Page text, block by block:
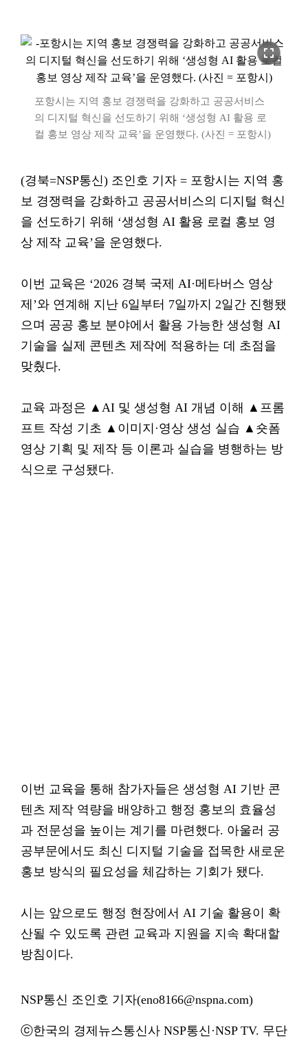
fullscreen
포항시는 지역 홍보 경쟁력을 강화하고 공공서비스
의 디지털 혁신을 선도하기 위해 ‘생성형 AI 활용 로
컬 홍보 영상 제작 교육’을 운영했다. (사진 = 포항시)
(경북=NSP통신) 조인호 기자 = 포항시는 지역 홍
보 경쟁력을 강화하고 공공서비스의 디지털 혁신
을 선도하기 위해 ‘생성형 AI 활용 로컬 홍보 영
상 제작 교육’을 운영했다.
이번 교육은 ‘2026 경북 국제 AI·메타버스 영상
제’와 연계해 지난 6일부터 7일까지 2일간 진행됐
으며 공공 홍보 분야에서 활용 가능한 생성형 AI
기술을 실제 콘텐츠 제작에 적용하는 데 초점을
맞췄다.
교육 과정은 ▲AI 및 생성형 AI 개념 이해 ▲프롬
프트 작성 기초 ▲이미지·영상 생성 실습 ▲숏폼
영상 기획 및 제작 등 이론과 실습을 병행하는 방
식으로 구성됐다.
이번 교육을 통해 참가자들은 생성형 AI 기반 콘
텐츠 제작 역량을 배양하고 행정 홍보의 효율성
과 전문성을 높이는 계기를 마련했다. 아울러 공
공부문에서도 최신 디지털 기술을 접목한 새로운
홍보 방식의 필요성을 체감하는 기회가 됐다.
시는 앞으로도 행정 현장에서 AI 기술 활용이 확
산될 수 있도록 관련 교육과 지원을 지속 확대할
방침이다.
NSP통신 조인호 기자(eno8166@nspna.com)
ⓒ한국의 경제뉴스통신사 NSP통신·NSP TV. 무단